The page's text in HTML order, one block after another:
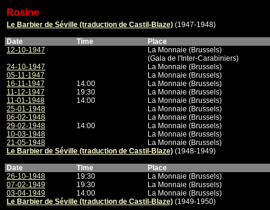
Rosine
Le Barbier de Séville (traduction de Castil-Blaze) (1947-1948)
Date
Time
Place
12-10-1947
La Monnaie (Brussels)
(Gala de l'Inter-Carabiniers)
24-10-1947
La Monnaie (Brussels)
05-11-1947
La Monnaie (Brussels)
16-11-1947
14:00
La Monnaie (Brussels)
11-12-1947
19:30
La Monnaie (Brussels)
11-01-1948
14:00
La Monnaie (Brussels)
25-01-1948
La Monnaie (Brussels)
06-02-1948
La Monnaie (Brussels)
29-02-1948
14:00
La Monnaie (Brussels)
10-03-1948
La Monnaie (Brussels)
21-05-1948
La Monnaie (Brussels)
Le Barbier de Séville (traduction de Castil-Blaze) (1948-1949)
Date
Time
Place
26-10-1948
19:30
La Monnaie (Brussels)
07-02-1949
19:30
La Monnaie (Brussels)
03-04-1949
14:00
La Monnaie (Brussels)
Le Barbier de Séville (traduction de Castil-Blaze) (1949-1950)